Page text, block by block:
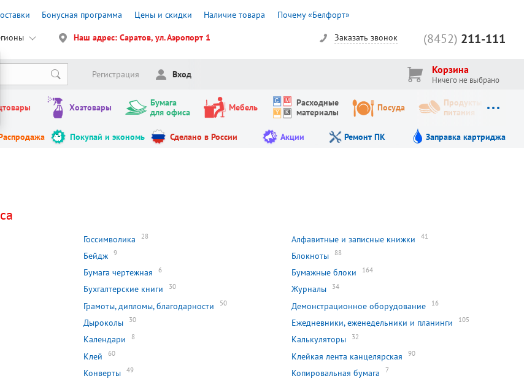
Бонусная программа Цены и скидки Наличие товара Почему «Белфорт»
Наш адрес: Саратов, ул. Аэропорт 1 (8452) 211-111
Заказать звонок
Регистрация Вход Корзина
Ничего не выбрано
Хозтовары
Бумага
для офиса
Мебель
Расходные
материалы
Посуда
Продукты
питания
Покупай и экономь Сделано в России Акции Ремонт ПК Заправка картриджа
Госсимволика 28 Алфавитные и записные книжки 41
Бейдж 9 Блокноты 88
Бумага чертежная 6 Бумажные блоки 164
Бухгалтерские книги 30 Журналы 34
Грамоты, дипломы, благодарности 50 Демонстрационное оборудование 16
Дыроколы 30 Ежедневники, еженедельники и планинги 105
Календари 8 Калькуляторы 32
Клей 60 Клейкая лента канцелярская 90
Конверты 49 Копировальная бумага 7